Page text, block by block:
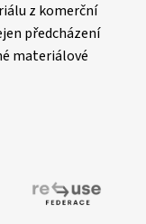
z komerční
předcházení
materiálové